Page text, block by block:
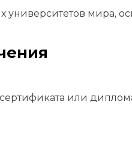
университетов мира,
или